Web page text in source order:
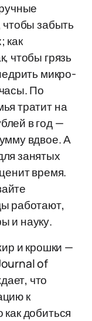
чтобы забыть
как
чтобы грязь
микро-
По
тратит на
в год —
вдвое. А
занятых
время.
работают,
и науку.
и крошки —
of
что
к
добиться